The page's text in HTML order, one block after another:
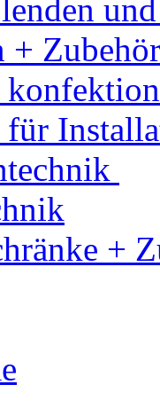
+ Zubehör
für
+